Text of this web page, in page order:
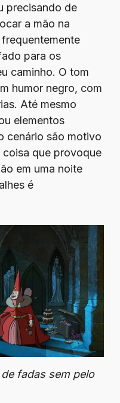
precisando de
a mão na
para os
caminho. O tom
humor negro, com
Até mesmo
elementos
cenário são motivo
que provoque
em uma noite
é
fadas sem pelo